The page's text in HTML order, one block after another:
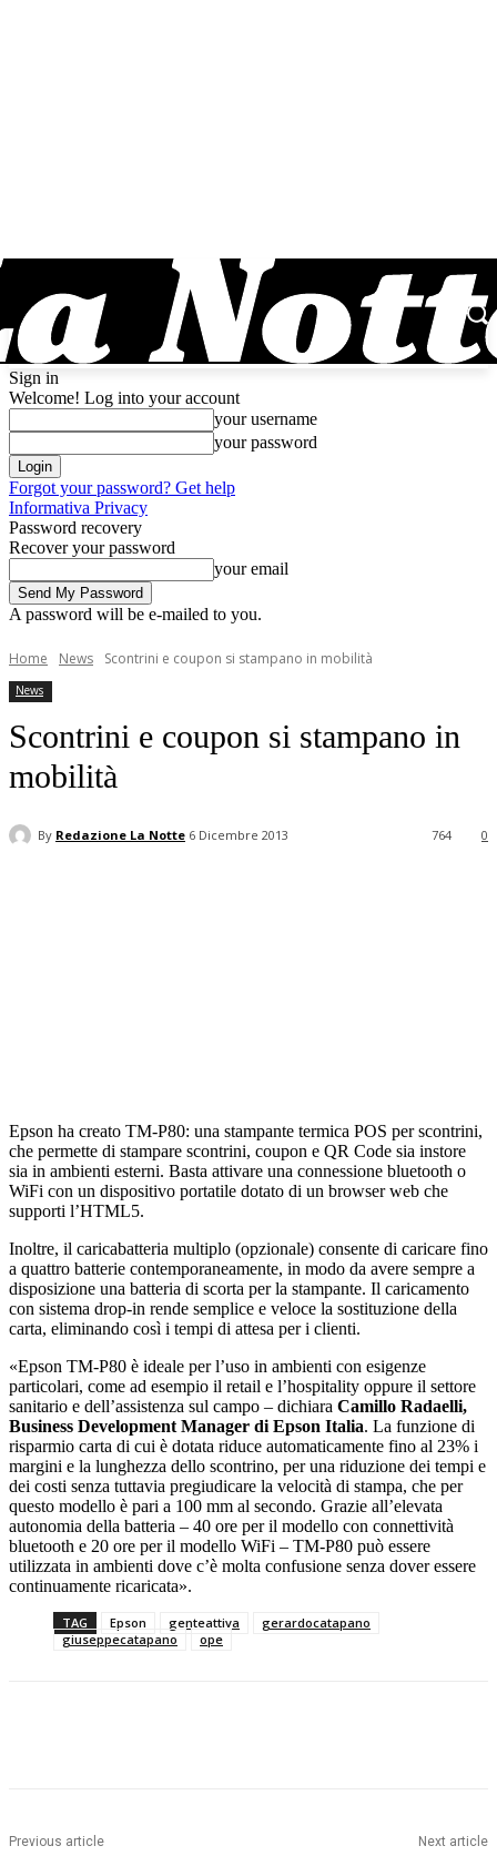
Sign in
Welcome! Log into your account
your username
your password
Forgot your password? Get help
Informativa Privacy
Password recovery
Recover your password
your email
A password will be e-mailed to you.
Home News Scontrini e coupon si stampano in mobilità
News
Scontrini e coupon si stampano in
mobilità
By Redazione La Notte 6 Dicembre 2013 0
764
Epson ha creato TM-P80: una stampante termica POS per scontrini,
che permette di stampare scontrini, coupon e QR Code sia instore
sia in ambienti esterni. Basta attivare una connessione bluetooth o
WiFi con un dispositivo portatile dotato di un browser web che
supporti l’HTML5.
Inoltre, il caricabatteria multiplo (opzionale) consente di caricare fino
a quattro batterie contemporaneamente, in modo da avere sempre a
disposizione una batteria di scorta per la stampante. Il caricamento
con sistema drop-in rende semplice e veloce la sostituzione della
carta, eliminando così i tempi di attesa per i clienti.
«Epson TM-P80 è ideale per l’uso in ambienti con esigenze
particolari, come ad esempio il retail e l’hospitality oppure il settore
sanitario e dell’assistenza sul campo – dichiara Camillo Radaelli,
Business Development Manager di Epson Italia. La funzione di
risparmio carta di cui è dotata riduce automaticamente fino al 23% i
margini e la lunghezza dello scontrino, per una riduzione dei tempi e
dei costi senza tuttavia pregiudicare la velocità di stampa, che per
questo modello è pari a 100 mm al secondo. Grazie all’elevata
autonomia della batteria – 40 ore per il modello con connettività
bluetooth e 20 ore per il modello WiFi – TM-P80 può essere
utilizzata in ambienti dove c’è molta confusione senza dover essere
continuamente ricaricata».
TAG Epson genteattiva
gerardocatapano
giuseppecatapano
ope
Previous article Next article